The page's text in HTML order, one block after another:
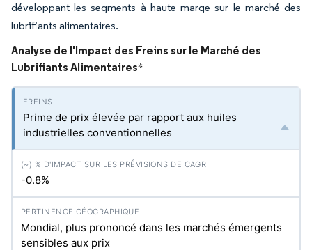
développant les segments à haute marge sur le marché des
lubrifiants alimentaires.
Analyse de l'Impact des Freins sur le Marché des
Lubrifiants Alimentaires*
Prime de prix élevée par rapport aux huiles
industrielles conventionnelles
-0.8%
Mondial, plus prononcé dans les marchés émergents
sensibles aux prix